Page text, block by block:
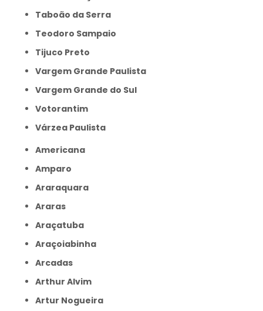
Taboão da Serra
Teodoro Sampaio
Tijuco Preto
Vargem Grande Paulista
Vargem Grande do Sul
Votorantim
Várzea Paulista
Americana
Amparo
Araraquara
Araras
Araçatuba
Araçoiabinha
Arcadas
Arthur Alvim
Artur Nogueira